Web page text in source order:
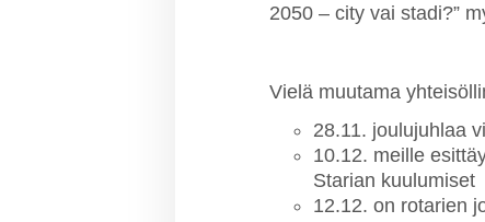
2050 – city vai stadi?”
Vielä muutama
28.11. joulujuhlaa
10.12. meille
Starian kuulumiset
12.12. on rotarien